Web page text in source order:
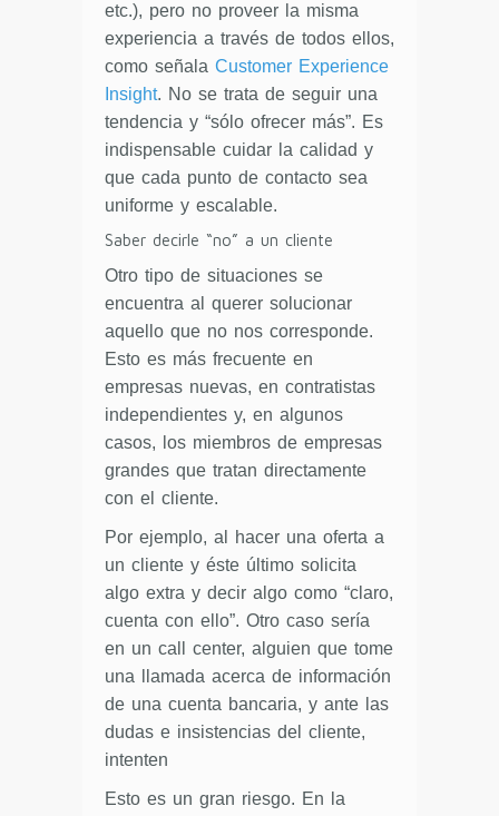
etc.), pero no proveer la misma
experiencia a través de todos ellos,
como señala Customer Experience
Insight. No se trata de seguir una
tendencia y “sólo ofrecer más”. Es
indispensable cuidar la calidad y
que cada punto de contacto sea
uniforme y escalable.
Saber decirle “no” a un cliente
Otro tipo de situaciones se
encuentra al querer solucionar
aquello que no nos corresponde.
Esto es más frecuente en
empresas nuevas, en contratistas
independientes y, en algunos
casos, los miembros de empresas
grandes que tratan directamente
con el cliente.
Por ejemplo, al hacer una oferta a
un cliente y éste último solicita
algo extra y decir algo como “claro,
cuenta con ello”. Otro caso sería
en un call center, alguien que tome
una llamada acerca de información
de una cuenta bancaria, y ante las
dudas e insistencias del cliente,
intenten
Esto es un gran riesgo. En la